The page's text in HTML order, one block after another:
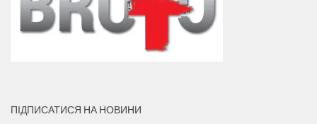
ПІДПИСАТИСЯ НА НОВИНИ